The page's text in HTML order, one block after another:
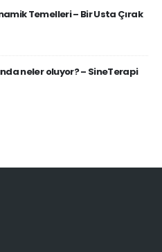
Temelleri – Bir Usta Çırak
neler oluyor? – SineTerapi